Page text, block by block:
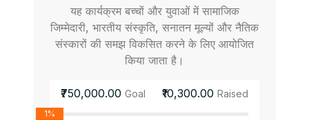
यह कार्यक्रम बच्चों और युवाओं में सामाजिक
जिम्मेदारी, भारतीय संस्कृति, सनातन मूल्यों और नैतिक
संस्कारों की समझ विकसित करने के लिए आयोजित
किया जाता है।
₹750,000.00 Goal ₹10,300.00 Raised
1%